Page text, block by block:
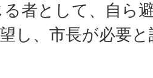
者として、自ら
望し、市長が